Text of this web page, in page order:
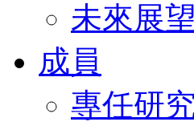
未來展望
成員
專任研